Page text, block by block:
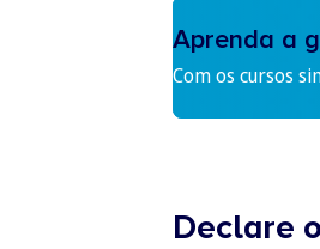
Aprenda a
Com os cursos
Declare